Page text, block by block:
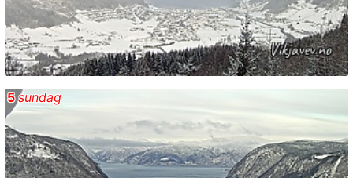
5sundag